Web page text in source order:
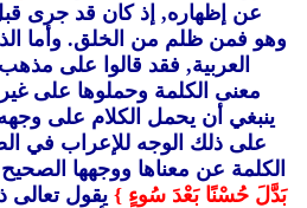
عن إظهاره, إذ كان قد جرى
وهو فمن ظلم من الخلق. وأما
العربية, فقد قالوا على مذهب
معنى الكلمة وحملوها على غير
ينبغي أن يحمل الكلام على
على ذلك الوجه للإعراب في
الكلمة عن معناها ووجهها
بَدَّلَ حُسْنًا بَعْدَ سُوءٍ } يقول